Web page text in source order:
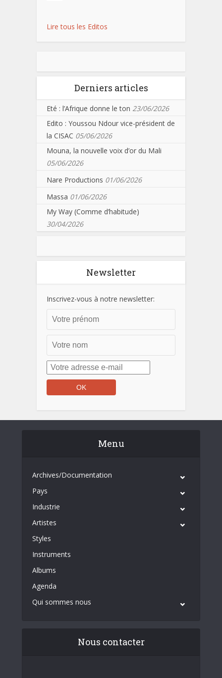
Lire tous les Editos
Derniers articles
Eté : l’Afrique donne le ton 23/06/2026
Edito : Youssou Ndour vice-président de
la CISAC 05/06/2026
Mouna, la nouvelle voix d’or du Mali
05/06/2026
Nare Productions 01/06/2026
Massa 01/06/2026
My Way (Comme d’habitude)
30/04/2026
Newsletter
Inscrivez-vous à notre newsletter:
Menu
Archives/Documentation
Pays
Industrie
Artistes
Styles
Instruments
Albums
Agenda
Qui sommes nous
Nous contacter